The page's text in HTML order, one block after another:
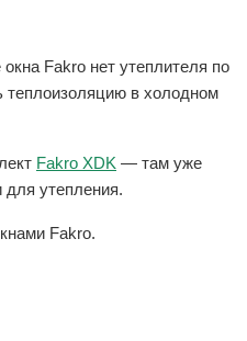
окна Fakro нет утеплителя по
теплоизоляцию в холодном
Fakro XDK — там уже
для утепления.
Fakro.